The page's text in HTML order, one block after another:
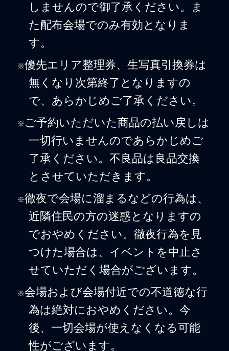
しませんので御了承ください。ま
た配布会場でのみ有効となりま
す。
※優先エリア整理券、生写真引換券は
無くなり次第終了となりますの
で、あらかじめご了承ください。
※ ご予約いただいた商品の払い戻しは
一切行いませんのであらかじめご
了承ください。不良品は良品交換
とさせていただきます。
※徹夜で会場に溜まるなどの行為は、
近隣住民の方の迷惑となりますの
でおやめください。徹夜行為を見
つけた場合は、イベントを中止さ
せていただく場合がございます。
※会場および会場付近での不道徳な行
為は絶対におやめください。今
後、一切会場が使えなくなる可能
性がございます。